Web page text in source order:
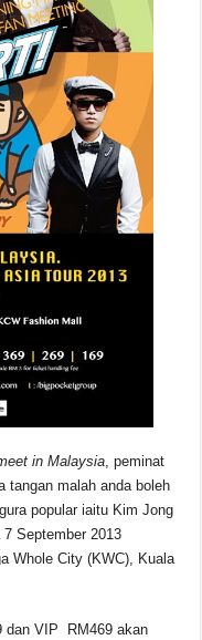
in Malaysia, peminat
tangan malah anda boleh
popular iaitu Kim Jong
September 2013
Whole City (KWC), Kuala
dan VIP RM469 akan